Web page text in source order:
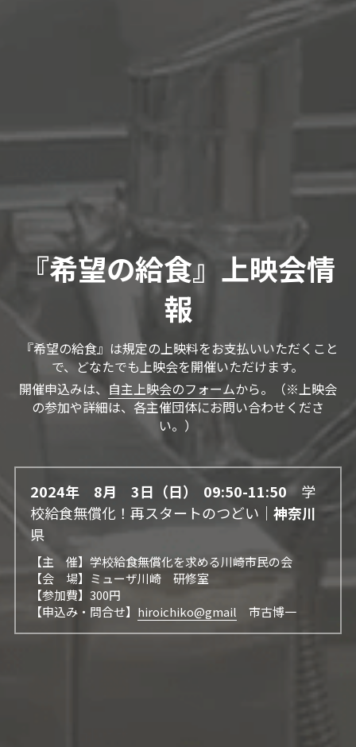
『希望の給食』上映会情
報
で、どなたでも上映会を開催いただけます。
開催申込みは、 自主上映会のフォームから。（※上映会
の参加や詳細は、各主催団体にお問い合わせくださ
い。）
2024年　8月　3日 （日）  09:50-11:50
学
校給食無償化！再スタートのつどい ｜神奈川
県
【主　催】学校給食無償化を求める川崎市民の会
【会　場】ミューザ川崎　研修室
【参加費】300円
【申込み・問合せ】 hiroichiko@gmail 市古博一